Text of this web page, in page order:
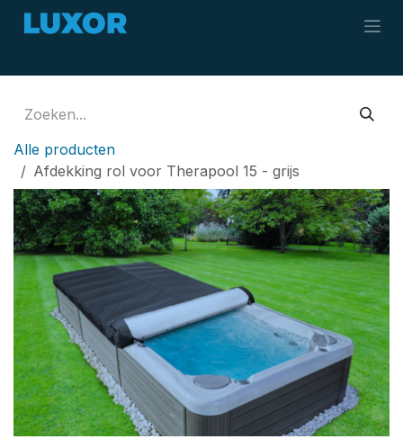
Overslaan naar inhoud
Alle producten
Afdekking rol voor Therapool 15 - grijs